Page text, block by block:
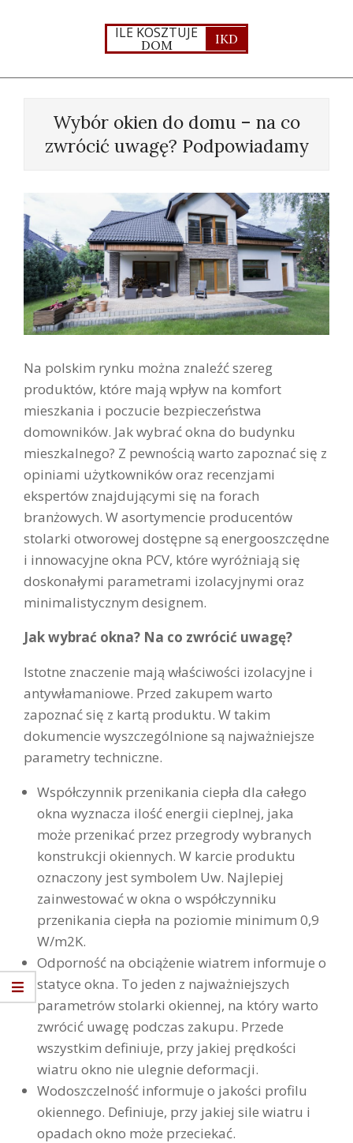
ILE KOSZTUJE
DOM IKD
Wybór okien do domu – na co
zwrócić uwagę? Podpowiadamy
Na polskim rynku można znaleźć szereg
produktów, które mają wpływ na komfort
mieszkania i poczucie bezpieczeństwa
domowników. Jak wybrać okna do budynku
mieszkalnego? Z pewnością warto zapoznać się z
opiniami użytkowników oraz recenzjami
ekspertów znajdującymi się na forach
branżowych. W asortymencie producentów
stolarki otworowej dostępne są energooszczędne
i innowacyjne okna PCV, które wyróżniają się
doskonałymi parametrami izolacyjnymi oraz
minimalistycznym designem.
Jak wybrać okna? Na co zwrócić uwagę?
Istotne znaczenie mają właściwości izolacyjne i
antywłamaniowe. Przed zakupem warto
zapoznać się z kartą produktu. W takim
dokumencie wyszczególnione są najważniejsze
parametry techniczne.
Współczynnik przenikania ciepła dla całego
okna wyznacza ilość energii cieplnej, jaka
może przenikać przez przegrody wybranych
konstrukcji okiennych. W karcie produktu
oznaczony jest symbolem Uw. Najlepiej
zainwestować w okna o współczynniku
przenikania ciepła na poziomie minimum 0,9
W/m2K.
Odporność na obciążenie wiatrem informuje o
statyce okna. To jeden z najważniejszych
parametrów stolarki okiennej, na który warto
zwrócić uwagę podczas zakupu. Przede
wszystkim definiuje, przy jakiej prędkości
wiatru okno nie ulegnie deformacji.
Wodoszczelność informuje o jakości profilu
okiennego. Definiuje, przy jakiej sile wiatru i
opadach okno może przeciekać.